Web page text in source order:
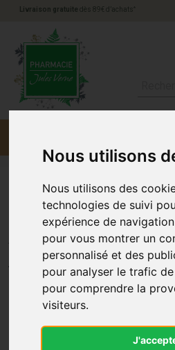
Nous utilisons
Nous utilisons des
technologies de suivi
expérience de
pour vous montrer un
personnalisé et des
pour analyser le trafic
pour comprendre la
visiteurs.
Livraison gratuite dès 89€ d’achats *
3 Chenes Gelee
Amp20 Promo
LES 3 CHÊNES